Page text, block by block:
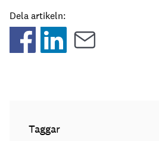
Dela artikeln:
Taggar